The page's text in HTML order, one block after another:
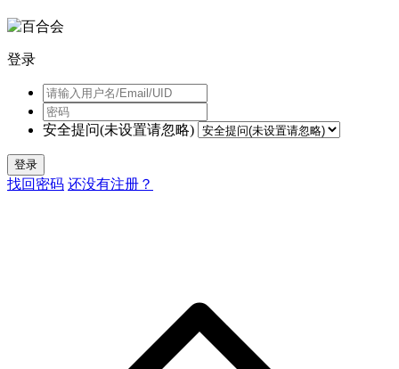
登录
安全提问(未设置请忽略)
登录
找回密码 还没有注册？